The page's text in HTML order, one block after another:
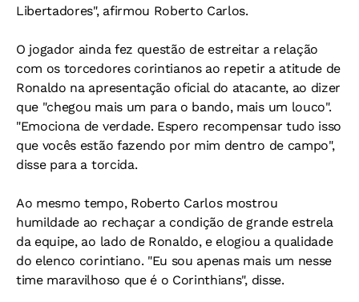
Libertadores", afirmou Roberto Carlos.
O jogador ainda fez questão de estreitar a relação
com os torcedores corintianos ao repetir a atitude de
Ronaldo na apresentação oficial do atacante, ao dizer
que "chegou mais um para o bando, mais um louco".
"Emociona de verdade. Espero recompensar tudo isso
que vocês estão fazendo por mim dentro de campo",
disse para a torcida.
Ao mesmo tempo, Roberto Carlos mostrou
humildade ao rechaçar a condição de grande estrela
da equipe, ao lado de Ronaldo, e elogiou a qualidade
do elenco corintiano. "Eu sou apenas mais um nesse
time maravilhoso que é o Corinthians", disse.